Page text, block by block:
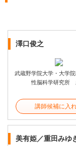
澤口俊之
武蔵野学院大学・大学
性脳科学研究所
講師候補に入
美有姫／重田みゆ